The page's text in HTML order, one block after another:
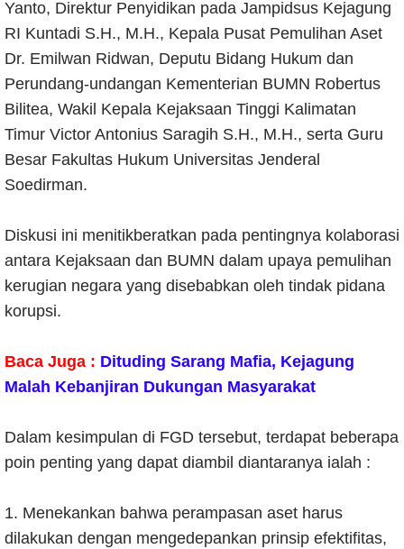
Yanto, Direktur Penyidikan pada Jampidsus Kejagung
RI Kuntadi S.H., M.H., Kepala Pusat Pemulihan Aset
Dr. Emilwan Ridwan, Deputu Bidang Hukum dan
Perundang-undangan Kementerian BUMN Robertus
Bilitea, Wakil Kepala Kejaksaan Tinggi Kalimatan
Timur Victor Antonius Saragih S.H., M.H., serta Guru
Besar Fakultas Hukum Universitas Jenderal
Soedirman.
Diskusi ini menitikberatkan pada pentingnya kolaborasi
antara Kejaksaan dan BUMN dalam upaya pemulihan
kerugian negara yang disebabkan oleh tindak pidana
korupsi.
Baca Juga : Dituding Sarang Mafia, Kejagung
Malah Kebanjiran Dukungan Masyarakat
Dalam kesimpulan di FGD tersebut, terdapat beberapa
poin penting yang dapat diambil diantaranya ialah :
1. Menekankan bahwa perampasan aset harus
dilakukan dengan mengedepankan prinsip efektifitas,